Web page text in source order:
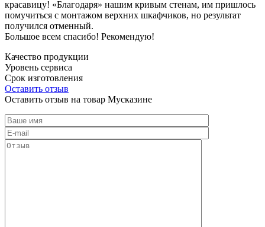
красавицу! «Благодаря» нашим кривым стенам, им пришлось
помучиться с монтажом верхних шкафчиков, но результат
получился отменный.
Большое всем спасибо! Рекомендую!
Качество продукции
Уровень сервиса
Срок изготовления
Оставить отзыв
Оставить отзыв на товар Мусказине